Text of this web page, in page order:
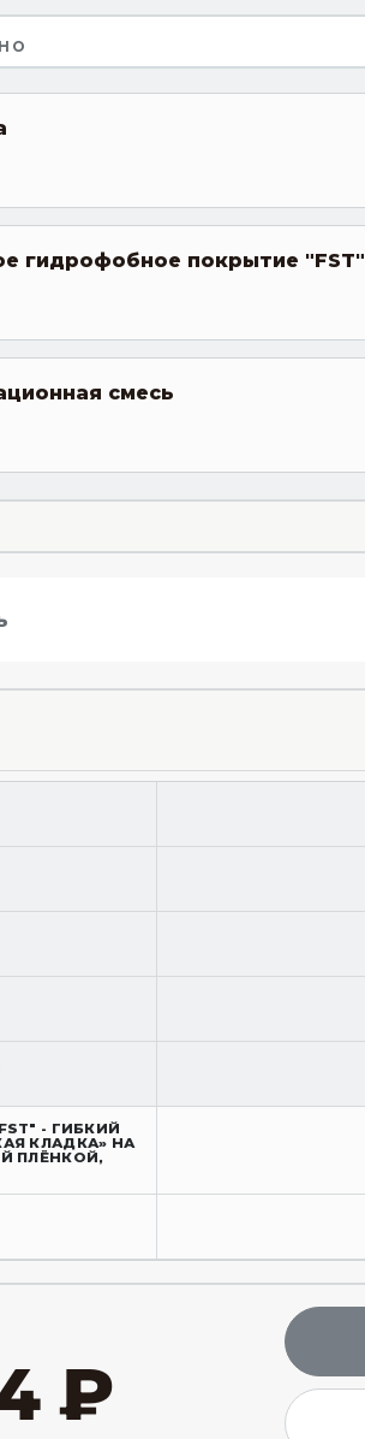
гидрофобное покрытие "FST"
смесь
- ГИБКИЙ
КЛАДКА» НА
ПЛЁНКОЙ,
₽